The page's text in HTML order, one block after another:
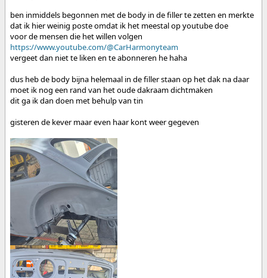
ben inmiddels begonnen met de body in de filler te zetten en merkte
dat ik hier weinig poste omdat ik het meestal op youtube doe
voor de mensen die het willen volgen
https://www.youtube.com/@CarHarmonyteam
vergeet dan niet te liken en te abonneren he haha
dus heb de body bijna helemaal in de filler staan op het dak na daar
moet ik nog een rand van het oude dakraam dichtmaken
dit ga ik dan doen met behulp van tin
gisteren de kever maar even haar kont weer gegeven